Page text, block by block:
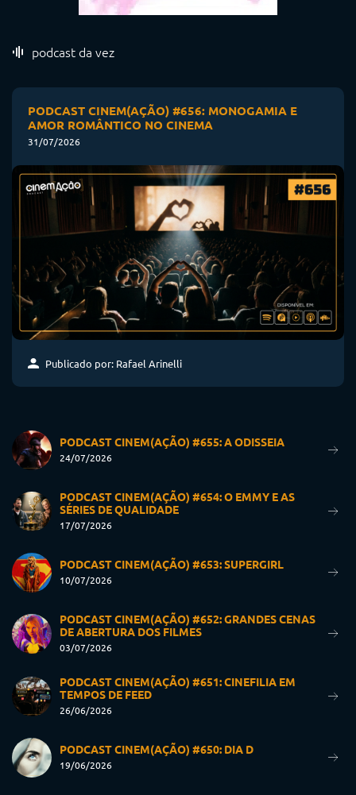
podcast da vez
PODCAST CINEM(AÇÃO) #656: MONOGAMIA E
AMOR ROMÂNTICO NO CINEMA
31/07/2026
Publicado por: Rafael Arinelli
PODCAST CINEM(AÇÃO) #655: A ODISSEIA
24/07/2026
PODCAST CINEM(AÇÃO) #654: O EMMY E AS
SÉRIES DE QUALIDADE
17/07/2026
PODCAST CINEM(AÇÃO) #653: SUPERGIRL
10/07/2026
PODCAST CINEM(AÇÃO) #652: GRANDES CENAS
DE ABERTURA DOS FILMES
03/07/2026
PODCAST CINEM(AÇÃO) #651: CINEFILIA EM
TEMPOS DE FEED
26/06/2026
PODCAST CINEM(AÇÃO) #650: DIA D
19/06/2026